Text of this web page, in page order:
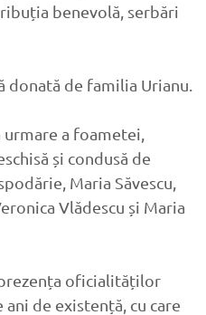
benevolă, serbări
donată de familia Urianu.
a foametei,
și condusă de
Maria Săvescu,
Vlădescu și Maria
prezența oficialităților
de existență, cu care